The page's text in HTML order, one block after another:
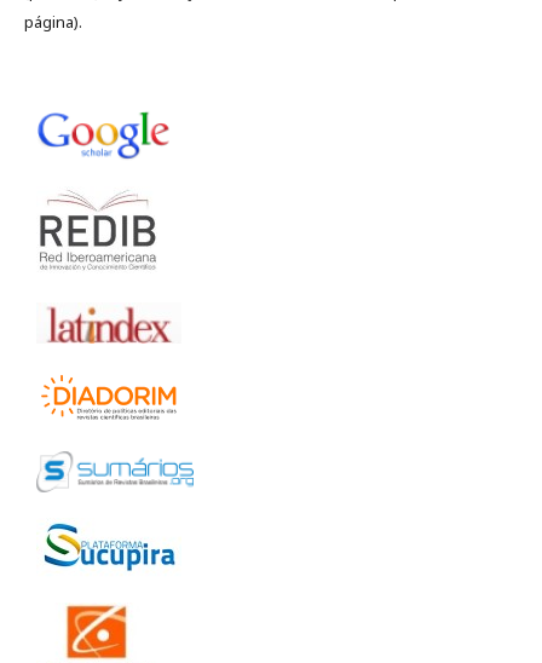
página).